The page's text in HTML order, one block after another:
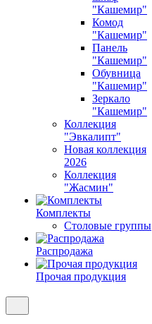
"Кашемир"
Комод
"Кашемир"
Панель
"Кашемир"
Обувница
"Кашемир"
Зеркало
"Кашемир"
Коллекция
"Эвкалипт"
Новая коллекция
2026
Коллекция
"Жасмин"
Комплекты
Столовые группы
Распродажа
Прочая продукция